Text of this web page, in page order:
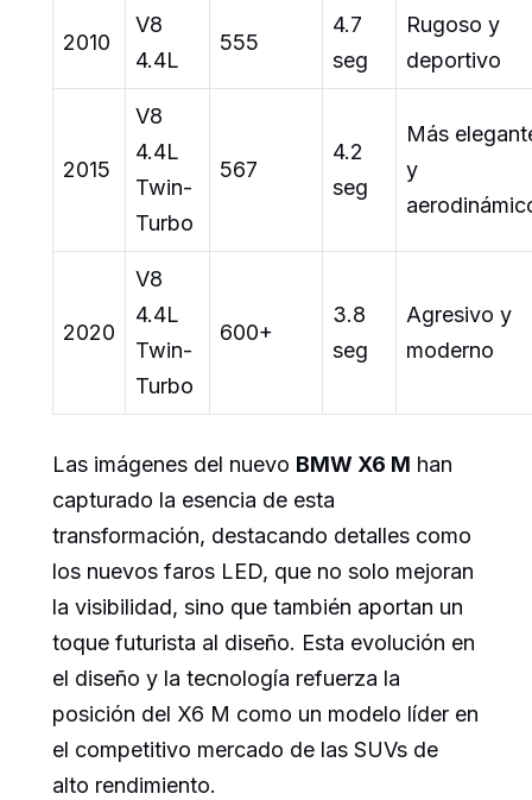
2010
V8
4.4L
555
4.7
seg
Rugoso y
deportivo
2015
V8
4.4L
Twin-
Turbo
567
4.2
seg
Más
y
2020
V8
4.4L
Twin-
Turbo
600+
3.8
seg
Agresivo y
moderno
Las imágenes del nuevo BMW X6 M han
capturado la esencia de esta
transformación, destacando detalles como
los nuevos faros LED, que no solo mejoran
la visibilidad, sino que también aportan un
toque futurista al diseño. Esta evolución en
el diseño y la tecnología refuerza la
posición del X6 M como un modelo líder en
el competitivo mercado de las SUVs de
alto rendimiento.